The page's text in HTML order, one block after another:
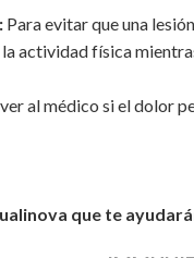
Para evitar que una
actividad física
al médico si el dolor
que te